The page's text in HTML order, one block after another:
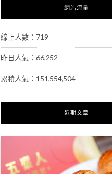
網站流量
線上人數：719
昨日人氣：66,252
累積人氣：151,554,504
近期文章